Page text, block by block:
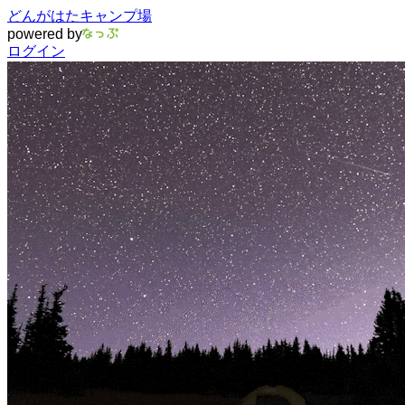
どんがはたキャンプ場
powered by
ログイン